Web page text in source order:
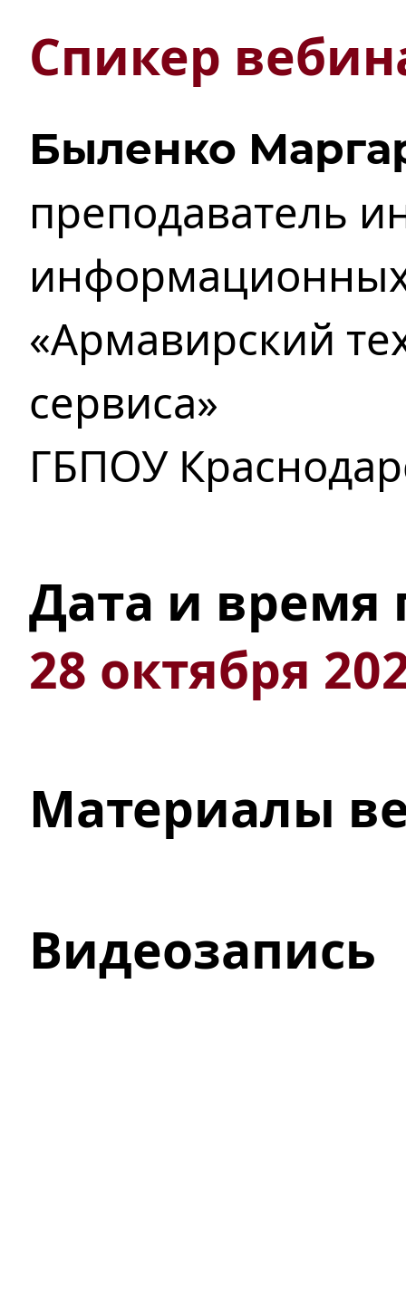
Спикер
Быленко
преподаватель
«Армавирский
сервиса»
ГБПОУ
Дата и время
28 октября
Материалы
Видеозапись